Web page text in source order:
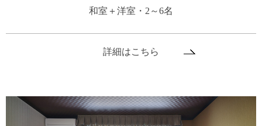
和室＋洋室・2～6名
詳細はこちら